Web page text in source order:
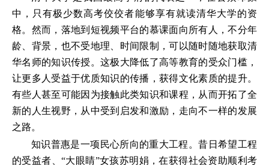
中，只有极少数高考佼佼者能够享有就读清华大学的资
格。然而，落地到短视频平台的慕课面向所有人，不分年
龄、背景，也不受地理、时间限制，可以随时随地获取清
华名师的知识传授。这极大降低了高等教育的受众门槛，
让更多人受益于优质知识的传播，获得文化素质的提升。
有些人甚至可能因为接触此类知识和课程，从而开拓了全
新的人生视野，从中受到启发和激励，走向不一样的发展
之路。
知识普惠是一项民心所向的重大工程。昔日希望工程
的受益者、“大眼睛”女孩苏明娟，在获得社会资助顺利考